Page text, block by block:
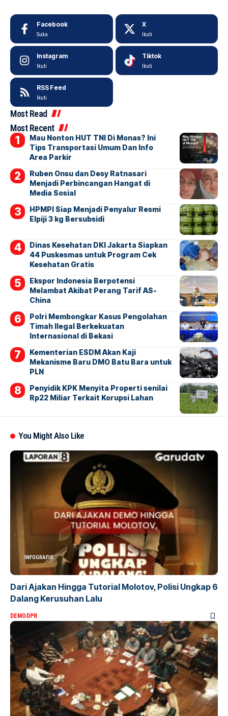
Facebook
Suka
X
Ikuti
Instagram
Ikuti
Tiktok
Ikuti
RSS Feed
Ikuti
Most Read
Most Recent
Mau Nonton HUT TNI Di Monas? Ini
Tips Transportasi Umum Dan Info
Area Parkir
Ruben Onsu dan Desy Ratnasari
Menjadi Perbincangan Hangat di
Media Sosial
HPMPI Siap Menjadi Penyalur Resmi
Elpiji 3 kg Bersubsidi
Dinas Kesehatan DKI Jakarta Siapkan
44 Puskesmas untuk Program Cek
Kesehatan Gratis
Ekspor Indonesia Berpotensi
Melambat Akibat Perang Tarif AS-
China
Polri Membongkar Kasus Pengolahan
Timah Ilegal Berkekuatan
Internasional di Bekasi
Kementerian ESDM Akan Kaji
Mekanisme Baru DMO Batu Bara untuk
PLN
Penyidik KPK Menyita Properti senilai
Rp22 Miliar Terkait Korupsi Lahan
You Might Also Like
INFOGRAFIS
Dari Ajakan Hingga Tutorial Molotov, Polisi Ungkap 6
Dalang Kerusuhan Lalu
DEMODPR